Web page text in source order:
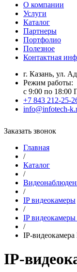
О компании
Услуги
Каталог
Партнеры
Портфолио
Полезное
Контактная
г. Казань, ул.
Режим работы:
с 9:00 по 18:00
+7 843 212-25-
info@infotech-
Заказать звонок
Главная
/
Каталог
/
/
IP видеокамеры
/
IP
/
IP-
IP-